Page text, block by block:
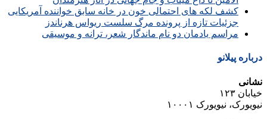
کشف لکه های احتمالی خون در خانه سابق خواننده آمریکایی
جزئیات تازه از پرونده مرگ سلست ریواس هرناندز
مراسم یادمان دو نام ماندگار شعر، ترانه و موسیقی
درباره پیلانو
نشانی
خیابان ۱۲۳
نیویورک، نیویورک ۱۰۰۰۱